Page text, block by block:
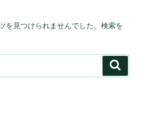
を見つけられませんでした。検索を